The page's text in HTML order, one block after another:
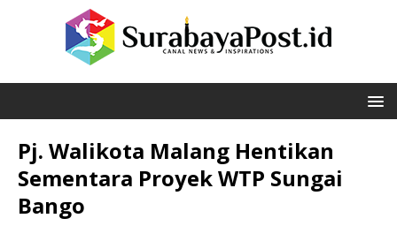
Pj. Walikota Malang Hentikan
Sementara Proyek WTP Sungai
Bango